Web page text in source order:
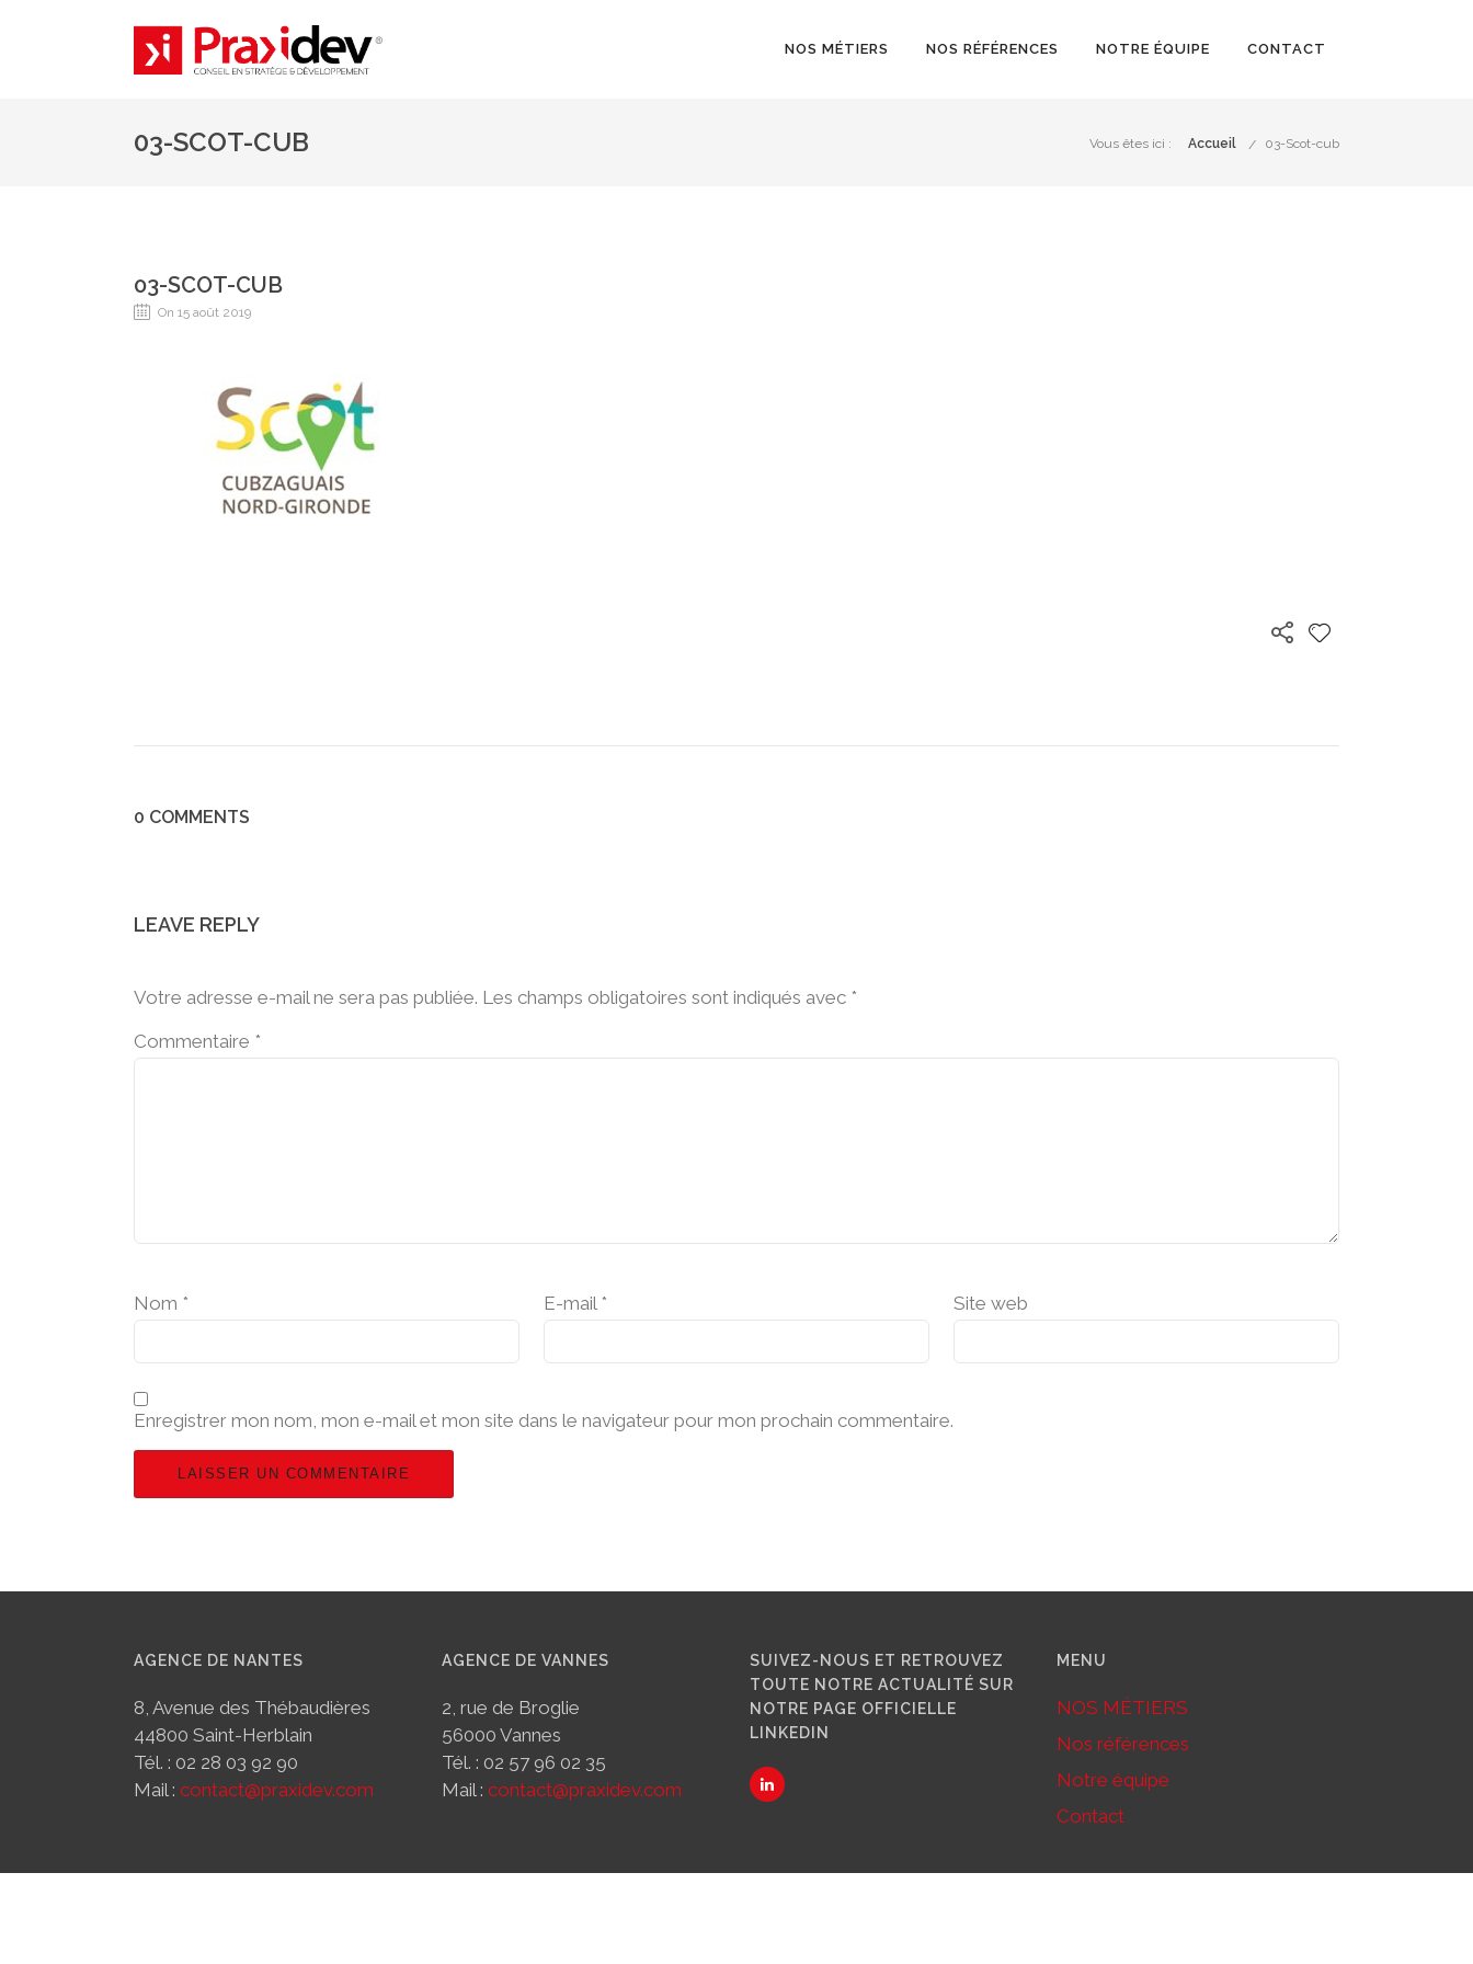
NOS MÉTIERS NOS RÉFÉRENCES NOTRE ÉQUIPE CONTACT
03-SCOT-CUB Vous êtes ici : Accueil 03-Scot-cub
03-SCOT-CUB
On 15 août 2019
0 COMMENTS
LEAVE REPLY
Votre adresse e-mail ne sera pas publiée. Les champs obligatoires sont indiqués avec *
Commentaire *
Nom * E-mail * Site web
Enregistrer mon nom, mon e-mail et mon site dans le navigateur pour mon prochain commentaire.
AGENCE DE NANTES
8, Avenue des Thébaudières
44800 Saint-Herblain
Tél. : 02 28 03 92 90
Mail : contact@praxidev.com
AGENCE DE VANNES
2, rue de Broglie
56000 Vannes
Tél. : 02 57 96 02 35
Mail : contact@praxidev.com
SUIVEZ-NOUS ET RETROUVEZ
TOUTE NOTRE ACTUALITÉ SUR
NOTRE PAGE OFFICIELLE
LINKEDIN
MENU
NOS MÉTIERS
Nos références
Notre équipe
Contact